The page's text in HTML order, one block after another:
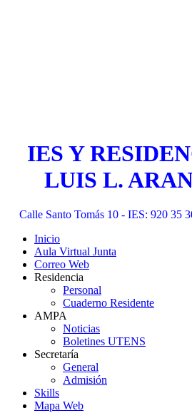
IES Y
LUIS L.
Calle Santo Tomás 10 - IES: 920 35
Inicio
Aula Virtual Junta
Correo Web
Residencia
Personal
Cuaderno Residente
AMPA
Noticias
Boletines UTENS
Secretaría
General
Admisión
Skills
Mapa Web